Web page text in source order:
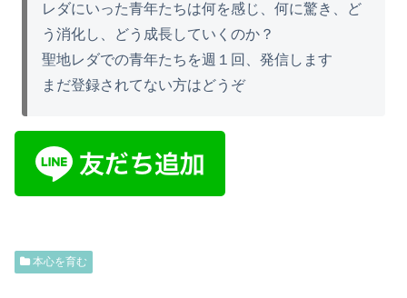
レダにいった青年たちは何を感じ、何に驚き、ど
う消化し、どう成長していくのか？
聖地レダでの青年たちを週１回、発信します
まだ登録されてない方はどうぞ
本心を育む